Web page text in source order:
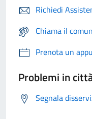
Richiedi
Chiama il
Prenota un
Problemi in
Segnala